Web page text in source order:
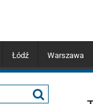
Łódź Warszawa